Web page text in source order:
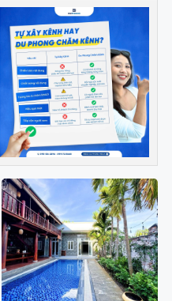
của cuộc sống đô thị,
tìm về chốn bình